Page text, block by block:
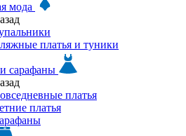
мода
платья и туники
сарафаны
платья
платья